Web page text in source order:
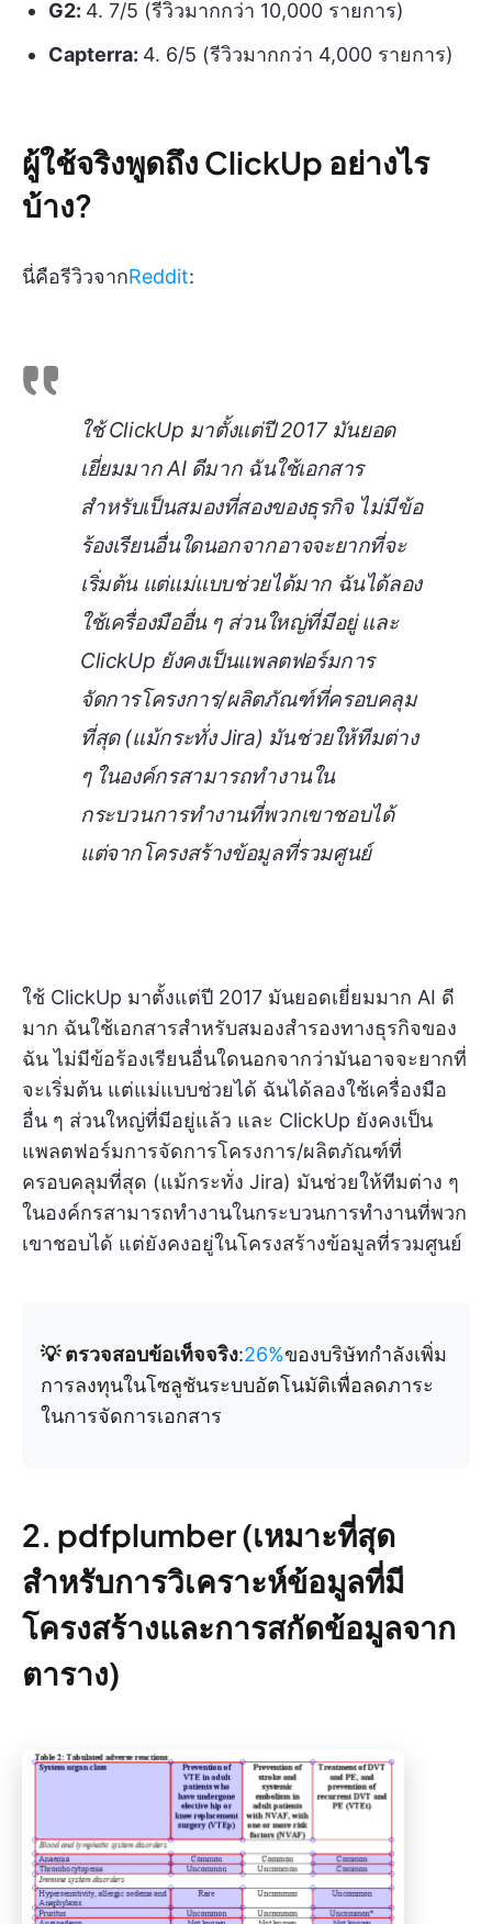
G2: 4. 7/5 (รีวิวมากกว่า 10,000 รายการ)
Capterra: 4. 6/5 (รีวิวมากกว่า 4,000 รายการ)
ผู้ใช้จริงพูดถึง ClickUp อย่างไร
บ้าง?
นี่คือรีวิวจากReddit:
ใช้ ClickUp มาตั้งแต่ปี 2017 มันยอด
เยี่ยมมาก AI ดีมาก ฉันใช้เอกสาร
สำหรับเป็นสมองที่สองของธุรกิจ ไม่มีข้อ
ร้องเรียนอื่นใดนอกจากอาจจะยากที่จะ
เริ่มต้น แต่แม่แบบช่วยได้มาก ฉันได้ลอง
ใช้เครื่องมืออื่น ๆ ส่วนใหญ่ที่มีอยู่ และ
ClickUp ยังคงเป็นแพลตฟอร์มการ
จัดการโครงการ/ผลิตภัณฑ์ที่ครอบคลุม
ที่สุด (แม้กระทั่ง Jira) มันช่วยให้ทีมต่าง
ๆ ในองค์กรสามารถทำงานใน
กระบวนการทำงานที่พวกเขาชอบได้
แต่จากโครงสร้างข้อมูลที่รวมศูนย์
ใช้ ClickUp มาตั้งแต่ปี 2017 มันยอดเยี่ยมมาก AI ดี
มาก ฉันใช้เอกสารสำหรับสมองสำรองทางธุรกิจของ
ฉัน ไม่มีข้อร้องเรียนอื่นใดนอกจากว่ามันอาจจะยากที่
จะเริ่มต้น แต่แม่แบบช่วยได้ ฉันได้ลองใช้เครื่องมือ
อื่น ๆ ส่วนใหญ่ที่มีอยู่แล้ว และ ClickUp ยังคงเป็น
แพลตฟอร์มการจัดการโครงการ/ผลิตภัณฑ์ที่
ครอบคลุมที่สุด (แม้กระทั่ง Jira) มันช่วยให้ทีมต่าง ๆ
ในองค์กรสามารถทำงานในกระบวนการทำงานที่พวก
เขาชอบได้ แต่ยังคงอยู่ในโครงสร้างข้อมูลที่รวมศูนย์
💡 ตรวจสอบข้อเท็จจริง:26%ของบริษัทกำลังเพิ่ม
การลงทุนในโซลูชันระบบอัตโนมัติเพื่อลดภาระ
ในการจัดการเอกสาร
2. pdfplumber (เหมาะที่สุด
สำหรับการวิเคราะห์ข้อมูลที่มี
โครงสร้างและการสกัดข้อมูลจาก
ตาราง)